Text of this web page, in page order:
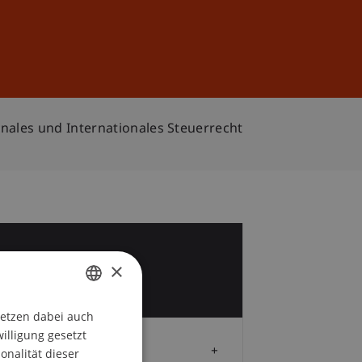
und Internationales Steuerrecht
Zielgruppe
GERMAN
ENGLISH
×
dabei auch
gesetzt
dieser